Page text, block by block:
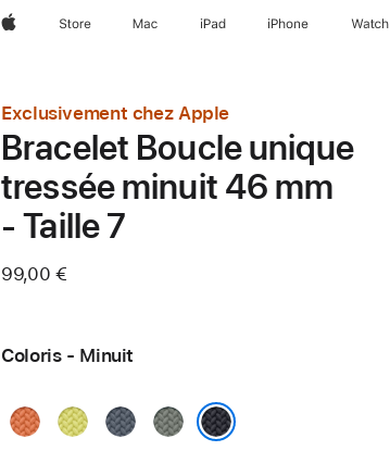
AppleStore Mac iPad iPhone Watch
Exclusivement chez Apple
Bracelet Boucle unique
tressée minuit 46 mm
- Taille 7
99,00 €
Coloris - Minuit
Curcuma
JauneBleu
Gris